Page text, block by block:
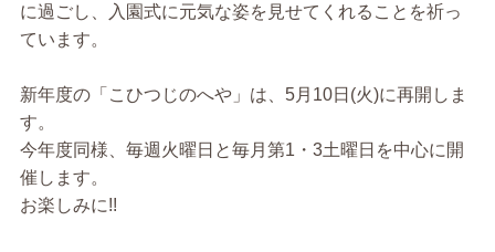
に過ごし、入園式に元気な姿を見せてくれることを祈っ
ています。
新年度の「こひつじのへや」は、5月10日(火)に再開しま
す。
今年度同様、毎週火曜日と毎月第1・3土曜日を中心に開
催します。
お楽しみに!!